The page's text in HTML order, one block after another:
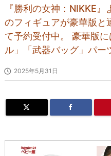
『勝利の女神：NIKKE』
のフィギュアが豪華版と
て予約受付中。 豪華版
ル」「武器バッグ」パー
 2025年5月31日